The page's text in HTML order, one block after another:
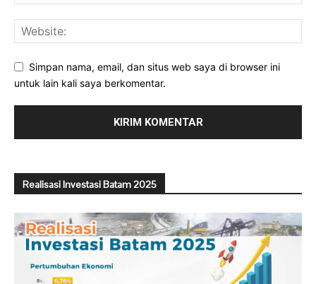
Simpan nama, email, dan situs web saya di browser ini
untuk lain kali saya berkomentar.
Realisasi Investasi Batam 2025